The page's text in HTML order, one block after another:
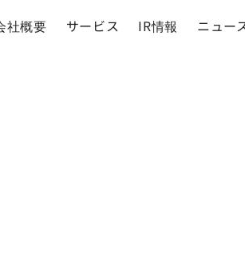
社概要 サービス IR情報 ニュー